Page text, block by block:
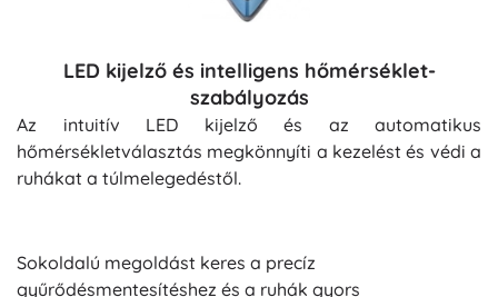
LED kijelző és intelligens hőmérséklet-
szabályozás
Az intuitív LED kijelző és az automatikus
hőmérsékletválasztás megkönnyíti a kezelést és védi a
ruhákat a túlmelegedéstől.
Sokoldalú megoldást keres a precíz
gyűrődésmentesítéshez és a ruhák gyors